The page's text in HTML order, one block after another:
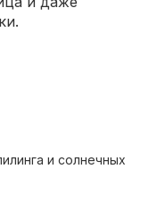
и солнечных